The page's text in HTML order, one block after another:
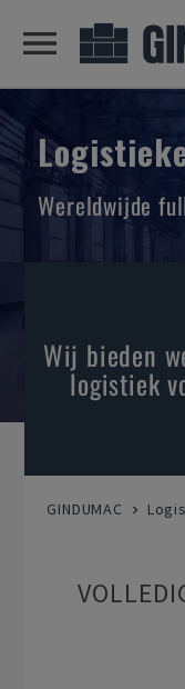
Wereldwijde
Wij bieden
logistiek
GINDUMAC